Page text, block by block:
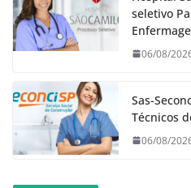
seletivo
06/08/
Sas-
Técnicos
06/08/